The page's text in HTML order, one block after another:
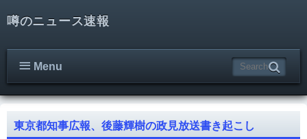
噂のニュース速報
Menu
東京都知事広報、後藤輝樹の政見放送書き起こし